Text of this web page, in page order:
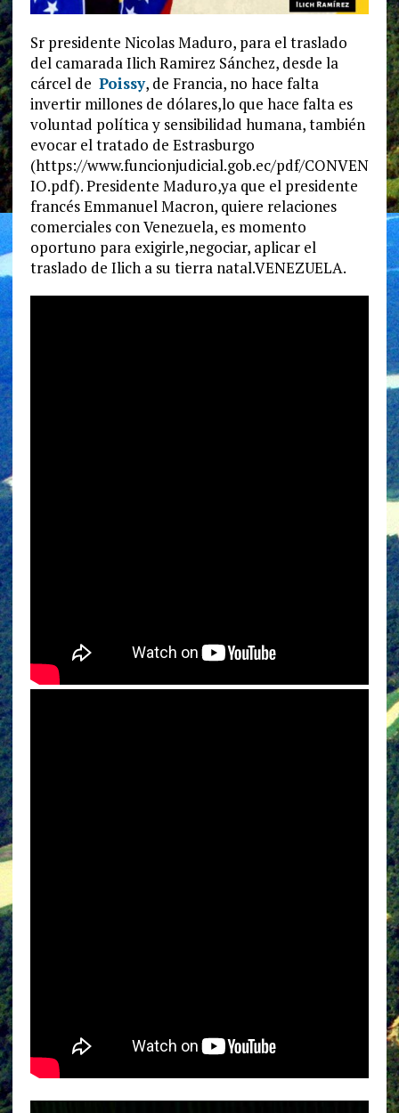
Sr presidente Nicolas Maduro, para el traslado
del camarada Ilich Ramirez Sánchez, desde la
cárcel de Poissy, de Francia, no hace falta
invertir millones de dólares,lo que hace falta es
voluntad política y sensibilidad humana, también
evocar el tratado de Estrasburgo
(https://www.funcionjudicial.gob.ec/pdf/CONVEN
IO.pdf). Presidente Maduro,ya que el presidente
francés Emmanuel Macron, quiere relaciones
comerciales con Venezuela, es momento
oportuno para exigirle,negociar, aplicar el
traslado de Ilich a su tierra natal.VENEZUELA.